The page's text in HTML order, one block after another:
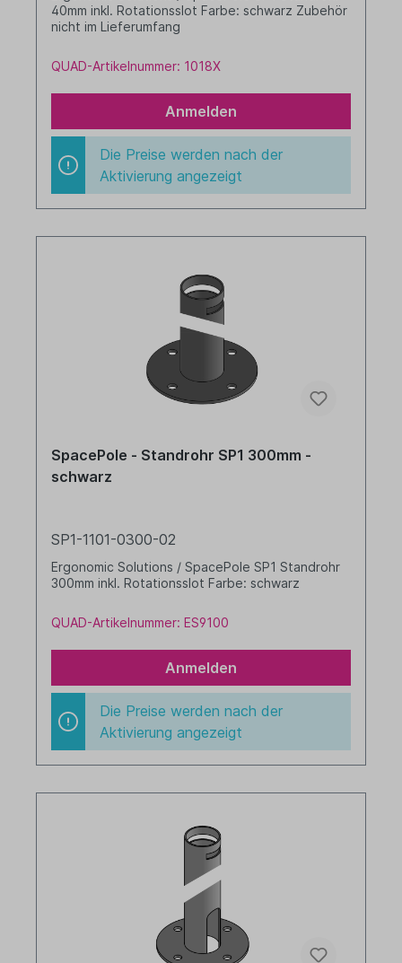
40mm inkl. Rotationsslot Farbe: schwarz Zubehör
nicht im Lieferumfang
QUAD-Artikelnummer: 1018X
Anmelden
Die Preise werden nach der
Aktivierung angezeigt
SpacePole - Standrohr SP1 300mm -
schwarz
SP1-1101-0300-02
Ergonomic Solutions / SpacePole SP1 Standrohr
300mm inkl. Rotationsslot Farbe: schwarz
QUAD-Artikelnummer: ES9100
Anmelden
Die Preise werden nach der
Aktivierung angezeigt